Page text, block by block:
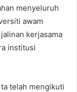
menyeluruh
awam
kerjasama
institusi
telah mengikuti